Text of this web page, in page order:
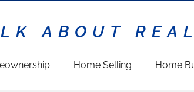
ABOUT
Home Selling Home